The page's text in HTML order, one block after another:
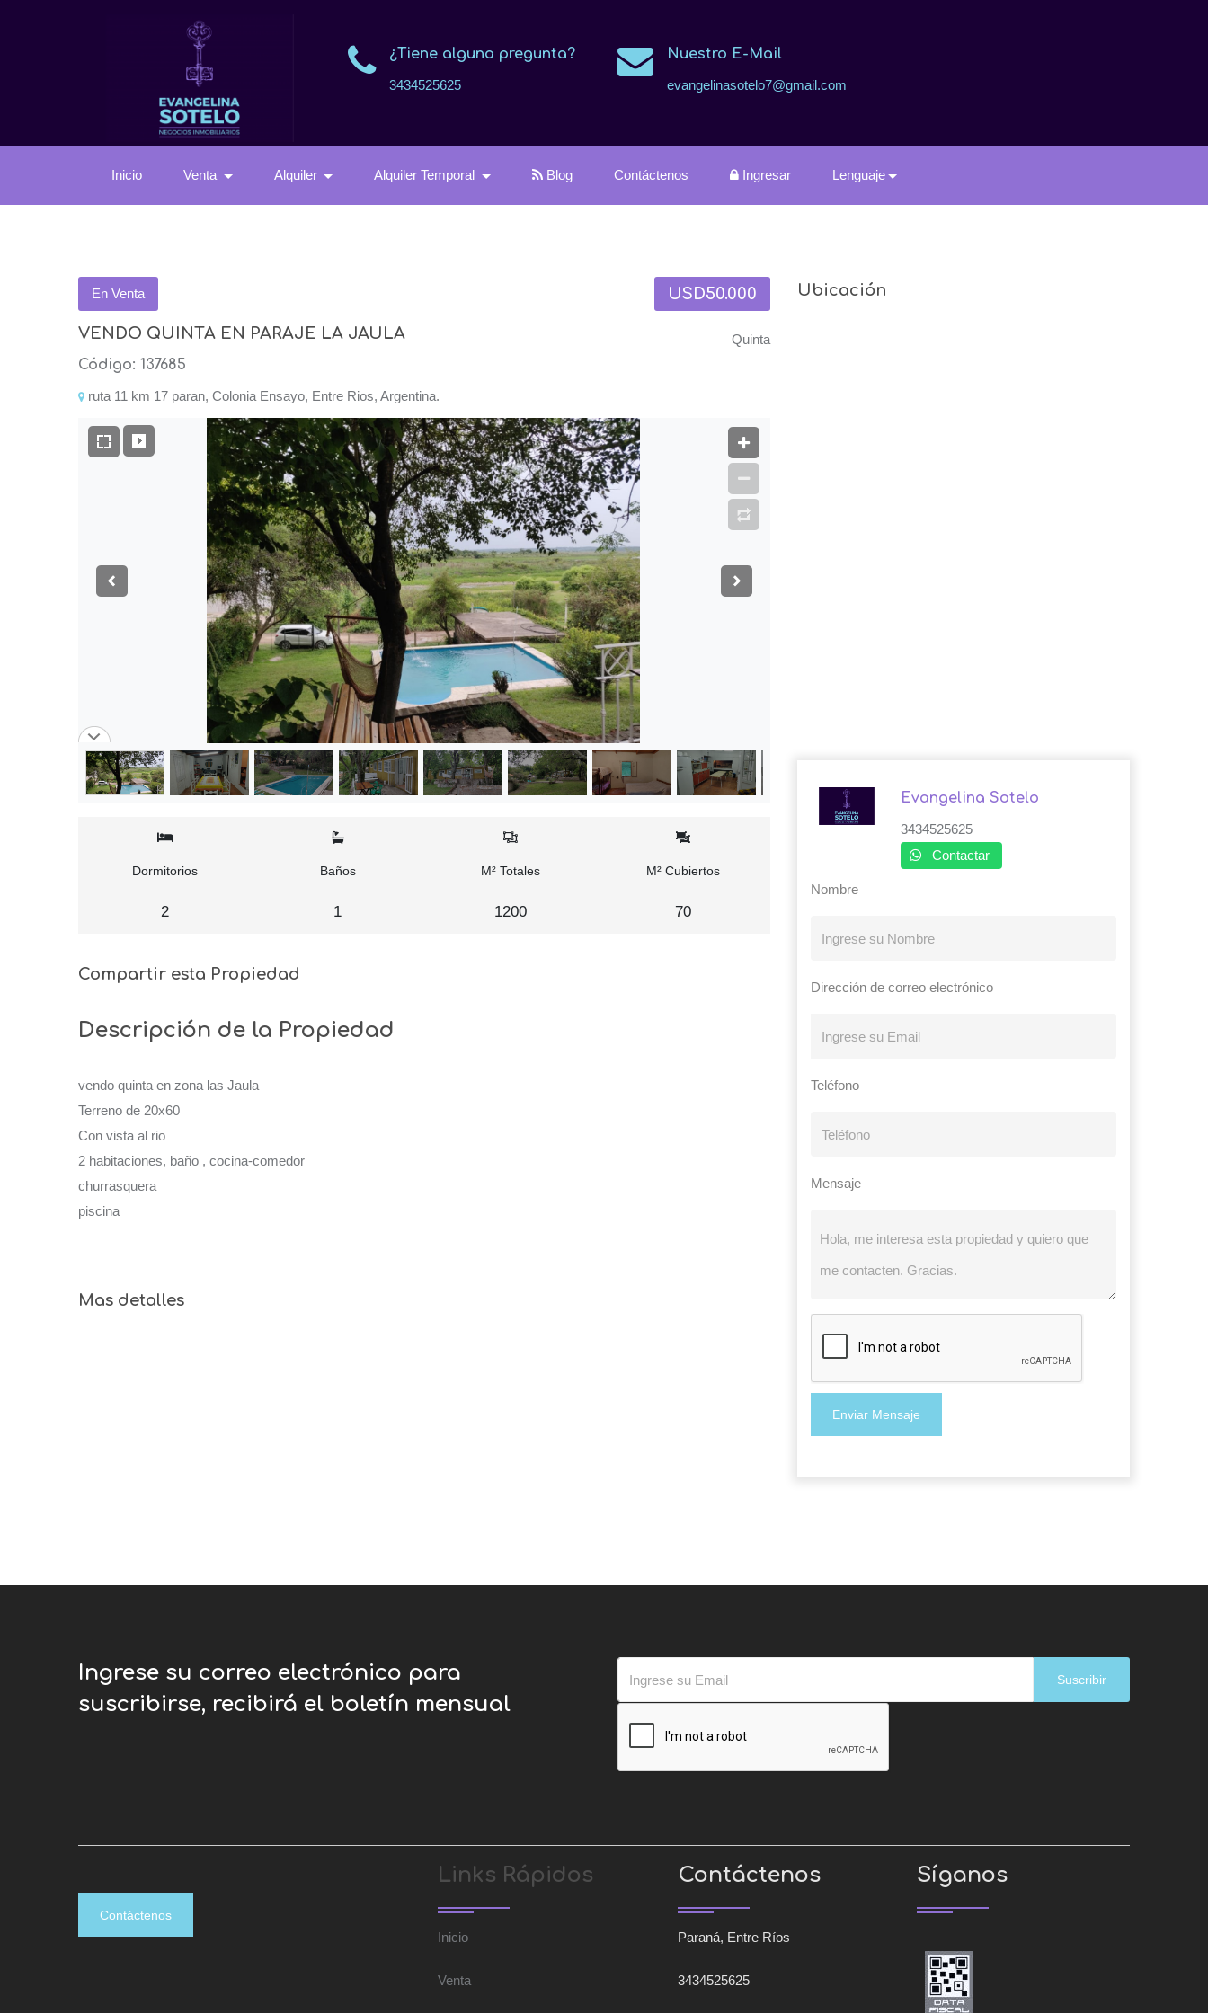
¿Tiene alguna pregunta?
3434525625
Nuestro E-Mail
evangelinasotelo7@gmail.com
Inicio Venta Alquiler Alquiler Temporal Blog Contáctenos Ingresar Lenguaje
En Venta
VENDO QUINTA EN PARAJE LA JAULA
Código: 137685
ruta 11 km 17 paran, Colonia Ensayo, Entre Rios, Argentina.
USD50.000
Quinta
Dormitorios
2
Baños
1
M² Totales
1200
M² Cubiertos
70
Compartir esta Propiedad
Descripción de la Propiedad
vendo quinta en zona las Jaula
Terreno de 20x60
Con vista al rio
2 habitaciones, baño , cocina-comedor
churrasquera
piscina
Mas detalles
Ubicación
Evangelina Sotelo
3434525625
Contactar
Nombre
Dirección de correo electrónico
Teléfono
Mensaje
Enviar Mensaje
Ingrese su correo electrónico para
suscribirse, recibirá el boletín mensual
Suscribir
Contáctenos
Links Rápidos
Inicio
Venta
Contáctenos
Paraná, Entre Ríos
3434525625
Síganos